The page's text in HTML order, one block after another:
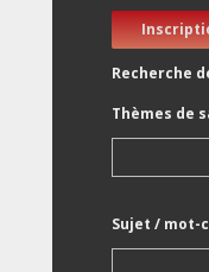
Recherche
Thèmes de
Sujet / mot-